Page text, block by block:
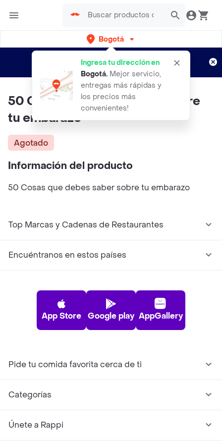
Bogotá
Ingresa tu dirección en
Bogotá. Mejor servicio,
entregas más rápidas y
los precios más
convenientes!
envíos gratis por semanas
Aplican TyC
50 Cosas que debes saber sobre
tu embarazo
Agotado
Información del producto
50 Cosas que debes saber sobre tu embarazo
Top Marcas y Cadenas de Restaurantes
Encuéntranos en estos países
App Store Google play AppGallery
Pide tu comida favorita cerca de ti
Categorías
Únete a Rappi